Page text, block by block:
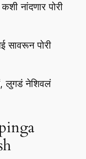
नांदणार पोरी
सावरून पोरी
लुगडं नेशिवलं